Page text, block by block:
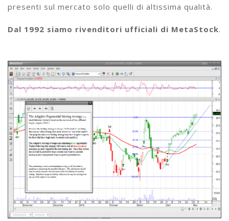
presenti sul mercato solo quelli di altissima qualità.
Dal 1992 siamo rivenditori ufficiali di MetaStock.